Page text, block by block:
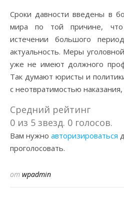
Сроки давности введены в
мира по той причине, что
истечении большого
актуальность. Меры
уже не имеют должного
Так думают юристы и
с неотвратимостью наказания,
Средний рейтинг
0 из 5 звезд. 0 голосов.
Вам нужно авторизироваться
проголосовать.
от wpadmin